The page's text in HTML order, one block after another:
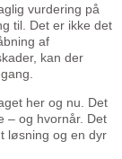
vurdering på
til. Det er ikke det
af
kan der
her og nu. Det
– og hvornår. Det
løsning og en dyr